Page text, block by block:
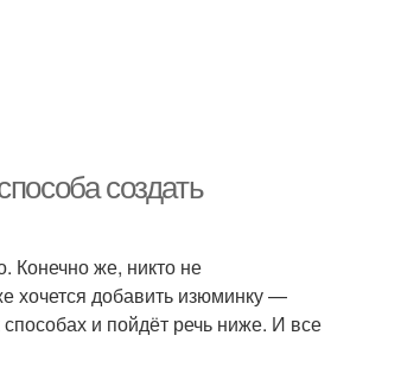
создать
Конечно же, никто не
хочется добавить изюминку —
и пойдёт речь ниже. И все